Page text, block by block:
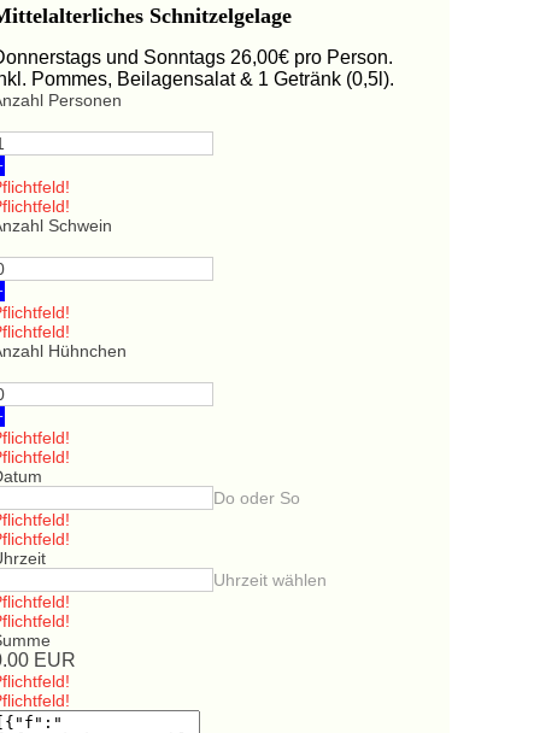
Schnitzelgelage
und Sonntags 26,00€ pro Person.
Pommes, Beilagensalat & 1 Getränk (0,5l).
Personen
Schwein
Hühnchen
Do oder So
Uhrzeit wählen
EUR